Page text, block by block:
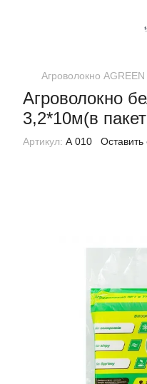
Агроволокно AGREEN
Агроволокно
3,2*10м(в
Артикул: А 010 Оставить